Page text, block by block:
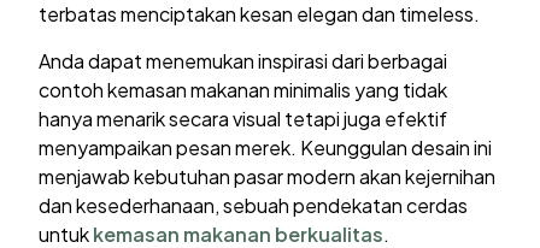
terbatas menciptakan kesan elegan dan timeless.
Anda dapat menemukan inspirasi dari berbagai
contoh kemasan makanan minimalis yang tidak
hanya menarik secara visual tetapi juga efektif
menyampaikan pesan merek. Keunggulan desain ini
menjawab kebutuhan pasar modern akan kejernihan
dan kesederhanaan, sebuah pendekatan cerdas
untukkemasan makanan berkualitas.